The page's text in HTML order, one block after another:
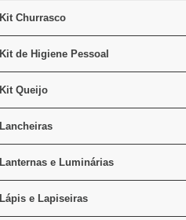
Kit Churrasco
Kit de Higiene Pessoal
Kit Queijo
Lancheiras
Lanternas e Luminárias
Lápis e Lapiseiras